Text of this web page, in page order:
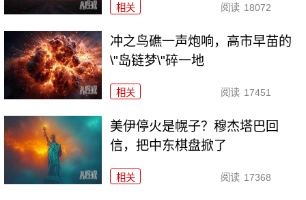
相关 阅读 18072
冲之鸟礁一声炮响，高市早苗的
\"岛链梦\"碎一地
相关 阅读 17451
美伊停火是幌子？穆杰塔巴回
信，把中东棋盘掀了
相关 阅读 17368